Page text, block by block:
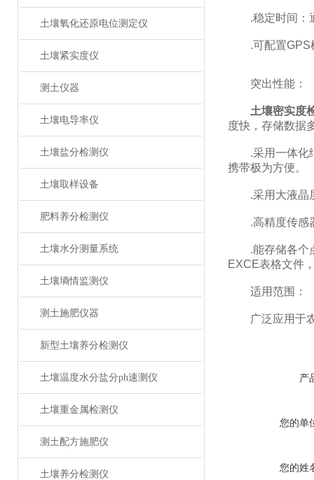
土壤氧化还原电位测定仪
土壤紧实度仪
测土仪器
土壤电导率仪
土壤盐分检测仪
土壤取样设备
肥料养分检测仪
土壤水分测量系统
土壤墒情监测仪
测土施肥仪器
新型土壤养分检测仪
土壤温度水分盐分ph速测仪
土壤重金属检测仪
测土配方施肥仪
土壤养分检测仪
.稳定时间：通
.可配置GPS
突出性能：
土壤密实度
度快，存储数据
.采用一体化结
携带极为方便。
.采用大液晶屏
.高精度传感器
.能存储各个点
EXCE表格文件
适用范围：
广泛应用于农
产
您的单
您的姓